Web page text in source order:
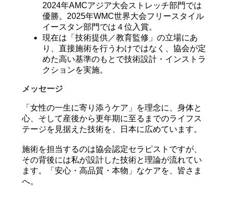
2024年AMCアジア大会ストレッチ部門では
優勝。2025年WMC世界大会フリースタイル
イースタン部門では４位入賞。
現在は「技術提供／教育監修」の立場にあ
り、直接施術を行うわけではなく、協会が定
めた高い基準のもとで技術設計・インストラ
クションを実施。
メッセージ
「女性の一生に寄り添うケア」を理念に、身体と
心、そして産後から更年期に至るまでのライフス
テージを見据えた技術を、日本に広めています。
施術を担当するのは協会認定セラピストですが、
その背後には私が設計した技術と理論が流れてい
ます。「安心・高品質・本物」なケアを、皆さま
へ。